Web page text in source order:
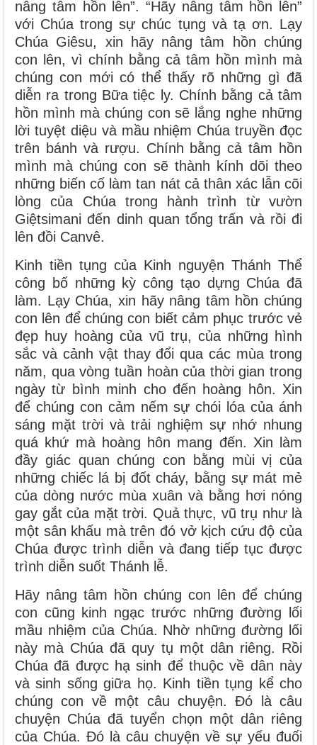
nâng tâm hồn lên”. “Hãy nâng tâm hồn lên”
với Chúa trong sự chúc tụng và tạ ơn. Lạy
Chúa Giêsu, xin hãy nâng tâm hồn chúng
con lên, vì chính bằng cả tâm hồn mình mà
chúng con mới có thể thấy rõ những gì đã
diễn ra trong Bữa tiệc ly. Chính bằng cả tâm
hồn mình mà chúng con sẽ lắng nghe những
lời tuyệt diệu và mầu nhiệm Chúa truyền đọc
trên bánh và rượu. Chính bằng cả tâm hồn
mình mà chúng con sẽ thành kính dõi theo
những biến cố làm tan nát cả thân xác lẫn cõi
lòng của Chúa trong hành trình từ vườn
Giệtsimani đến dinh quan tổng trấn và rồi đi
lên đồi Canvê.
Kinh tiền tụng của Kinh nguyện Thánh Thể
công bố những kỳ công tạo dựng Chúa đã
làm. Lạy Chúa, xin hãy nâng tâm hồn chúng
con lên để chúng con biết cảm phục trước vẻ
đẹp huy hoàng của vũ trụ, của những hình
sắc và cảnh vật thay đổi qua các mùa trong
năm, qua vòng tuần hoàn của thời gian trong
ngày từ bình minh cho đến hoàng hôn. Xin
để chúng con cảm nếm sự chói lóa của ánh
sáng mặt trời và trải nghiệm sự nhớ nhung
quá khứ mà hoàng hôn mang đến. Xin làm
đầy giác quan chúng con bằng mùi vị của
những chiếc lá bị đốt cháy, bằng sự mát mẻ
của dòng nước mùa xuân và bằng hơi nóng
gay gắt của mặt trời. Quả thực, vũ trụ như là
một sân khấu mà trên đó vở kịch cứu độ của
Chúa được trình diễn và đang tiếp tục được
trình diễn suốt Thánh lễ.
Hãy nâng tâm hồn chúng con lên để chúng
con cũng kinh ngạc trước những đường lối
mầu nhiệm của Chúa. Nhờ những đường lối
này mà Chúa đã quy tụ một dân riêng. Rồi
Chúa đã được hạ sinh để thuộc về dân này
và sinh sống giữa họ. Kinh tiền tụng kể cho
chúng con về một câu chuyện. Đó là câu
chuyện Chúa đã tuyển chọn một dân riêng
của Chúa. Đó là câu chuyện về sự yếu đuối